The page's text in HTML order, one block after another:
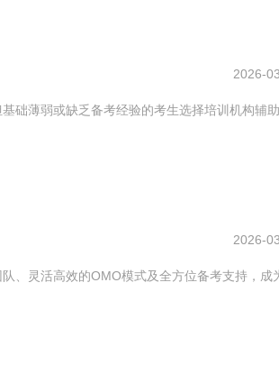
2026-
础薄弱或缺乏备考经验的考生选择培训机构辅
2026-
、灵活高效的OMO模式及全方位备考支持，成